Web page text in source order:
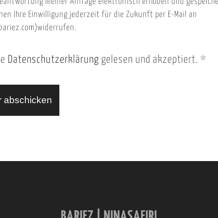
Ihre Einwilligung jederzeit für die Zukunft per E-Mail an
Datenschutzerklärung gelesen und akzeptiert. *